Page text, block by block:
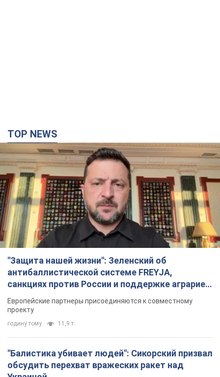
TOP NEWS
"Защита нашей жизни": Зеленский об
антибаллистической системе FREYJA,
санкциях против России и поддержке аграриев.
Видео
Европейские партнеры присоединяются к совместному
проекту
годину тому 11,9 т.
"Балистика убивает людей": Сикорский призвал
обсудить перехват вражеских ракет над